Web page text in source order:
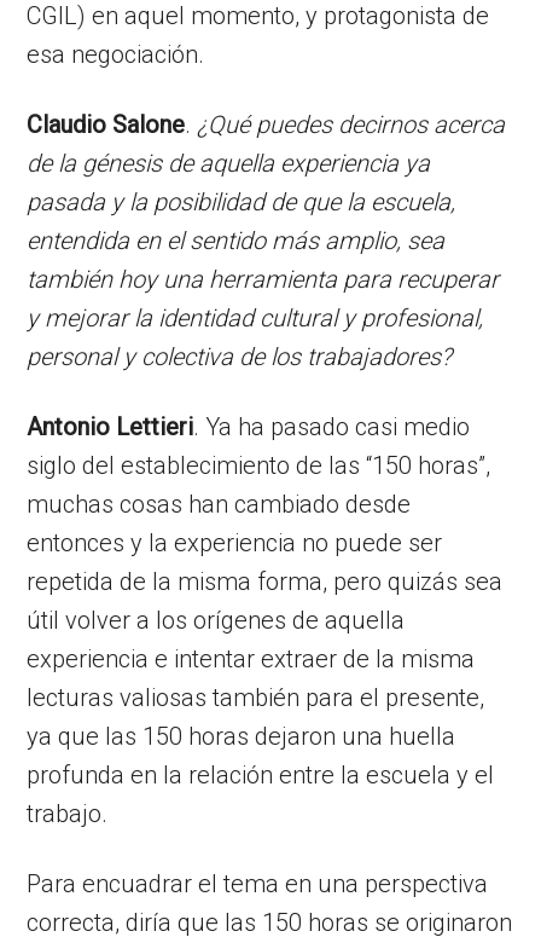
CGIL) en aquel momento, y protagonista de
esa negociación.
Claudio Salone. ¿Qué puedes decirnos acerca
de la génesis de aquella experiencia ya
pasada y la posibilidad de que la escuela,
entendida en el sentido más amplio, sea
también hoy una herramienta para recuperar
y mejorar la identidad cultural y profesional,
personal y colectiva de los trabajadores?
Antonio Lettieri. Ya ha pasado casi medio
siglo del establecimiento de las “150 horas”,
muchas cosas han cambiado desde
entonces y la experiencia no puede ser
repetida de la misma forma, pero quizás sea
útil volver a los orígenes de aquella
experiencia e intentar extraer de la misma
lecturas valiosas también para el presente,
ya que las 150 horas dejaron una huella
profunda en la relación entre la escuela y el
trabajo.
Para encuadrar el tema en una perspectiva
correcta, diría que las 150 horas se originaron